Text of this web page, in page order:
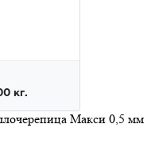
Макси 0,5 мм